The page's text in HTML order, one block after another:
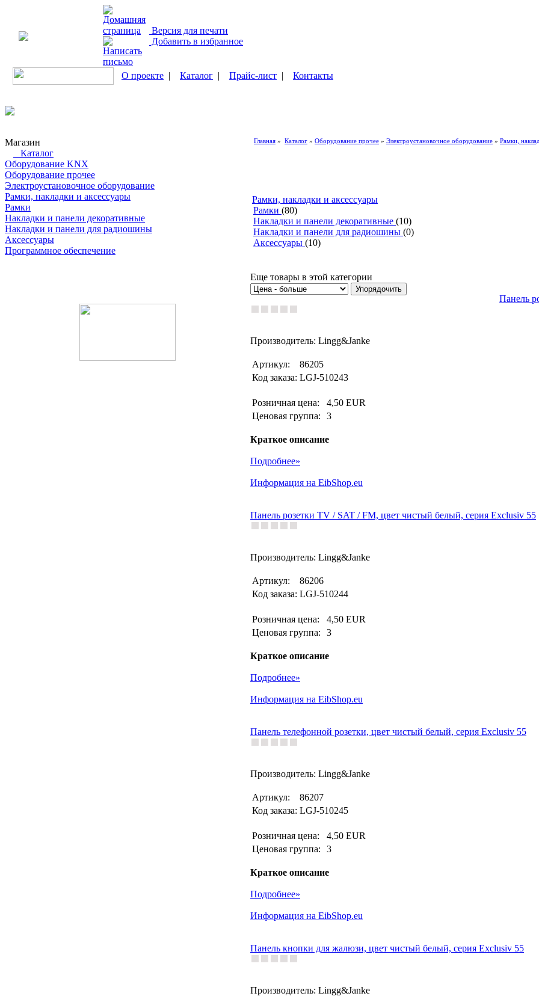
Версия для печати
Добавить в избранное
О проекте | Каталог | Прайс-лист | Контакты
Магазин
Каталог
Оборудование KNX
Оборудование прочее
Электроустановочное оборудование
Рамки, накладки и аксессуары
Рамки
Накладки и панели декоративные
Накладки и панели для радиошины
Аксессуары
Программное обеспечение
Главная » Каталог » Оборудование прочее » Электроустановочное оборудование » Рамки,
Рамки, накладки и аксессуары
Рамки (80)
Накладки и панели декоративные (10)
Накладки и панели для радиошины (0)
Аксессуары (10)
Еще товары в этой категории
Панель
Производитель: Lingg&Janke
Артикул:
86205
Код заказа: LGJ-510243
Розничная цена:
4,50 EUR
Ценовая группа:
3
Краткое описание
Подробнее»
Информация на EibShop.eu
Панель розетки TV / SAT / FM, цвет чистый белый, серия Exclusiv 55
Производитель: Lingg&Janke
Артикул:
86206
Код заказа: LGJ-510244
Розничная цена:
4,50 EUR
Ценовая группа:
3
Краткое описание
Подробнее»
Информация на EibShop.eu
Панель телефонной розетки, цвет чистый белый, серия Exclusiv 55
Производитель: Lingg&Janke
Артикул:
86207
Код заказа: LGJ-510245
Розничная цена:
4,50 EUR
Ценовая группа:
3
Краткое описание
Подробнее»
Информация на EibShop.eu
Панель кнопки для жалюзи, цвет чистый белый, серия Exclusiv 55
Производитель: Lingg&Janke